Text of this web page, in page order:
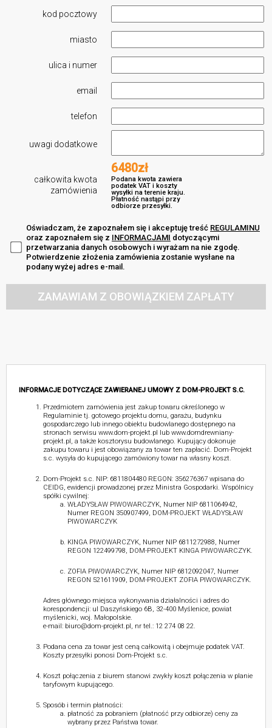
kod pocztowy
miasto
ulica i numer
email
telefon
uwagi dodatkowe
całkowita kwota
zamówienia
6480zł
Podana kwota zawiera
podatek VAT i koszty
wysyłki na terenie kraju.
Płatność nastąpi przy
odbiorze przesyłki.
Oświadczam, że zapoznałem się i akceptuję treść REGULAMINU
oraz zapoznałem się z INFORMACJAMI dotyczącymi
przetwarzania danych osobowych i wyrażam na nie zgodę.
Potwierdzenie złożenia zamówienia zostanie wysłane na
podany wyżej adres e-mail.
ZAMAWIAM Z OBOWIĄZKIEM ZAPŁATY
INFORMACJE DOTYCZĄCE ZAWIERANEJ UMOWY Z DOM-PROJEKT S.C.
Przedmiotem zamówienia jest zakup towaru określonego w
Regulaminie tj. gotowego projektu domu, garażu, budynku
gospodarczego lub innego obiektu budowlanego dostępnego na
stronach serwisu www.dom-projekt.pl lub www.domdrewniany-
projekt.pl, a także kosztorysu budowlanego. Kupujący dokonuje
zakupu towaru i jest obowiązany za towar ten zapłacić. Dom-Projekt
s.c. wysyła do kupującego zamówiony towar na własny koszt.
Dom-Projekt s.c. NIP: 6811804480 REGON: 356276367 wpisana do
CEIDG, ewidencji prowadzonej przez Ministra Gospodarki. Wspólnicy
spółki cywilnej:
WŁADYSŁAW PIWOWARCZYK, Numer NIP 6811064942,
Numer REGON 350907499, DOM-PROJEKT WŁADYSŁAW
PIWOWARCZYK
KINGA PIWOWARCZYK, Numer NIP 6811272988, Numer
REGON 122499798, DOM-PROJEKT KINGA PIWOWARCZYK.
ZOFIA PIWOWARCZYK, Numer NIP 6812092047, Numer
REGON 521611909, DOM-PROJEKT ZOFIA PIWOWARCZYK.
Adres głównego miejsca wykonywania działalności i adres do
korespondencji: ul Daszyńskiego 6B, 32-400 Myślenice, powiat
myślenicki, woj. Małopolskie.
e-mail: biuro@dom-projekt.pl, nr tel.: 12 274 08 22.
Podana cena za towar jest ceną całkowitą i obejmuje podatek VAT.
Koszty przesyłki ponosi Dom-Projekt s.c.
Koszt połączenia z biurem stanowi zwykły koszt połączenia w planie
taryfowym kupującego.
Sposób i termin płatności:
płatność za pobraniem (płatność przy odbiorze) ceny za
wybrany przez Państwa towar.